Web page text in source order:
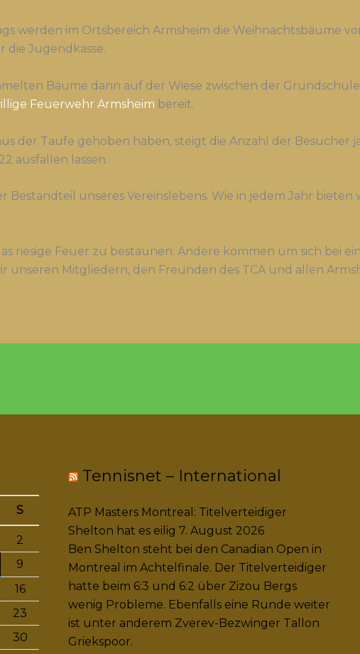
werden im Ortsbereich Armsheim die Weihnachtsbäume
Jugendkasse.
Bäume dann auf der Wiese zwischen der
Feuerwehr Armsheim bereit.
der Taufe gehoben haben, steigt die Anzahl der Besucher
ausfallen lassen.
unseres Vereinslebens. Wie in jedem Jahr bieten
riesige Feuer zu bestaunen. Andere kommen um sich bei
unseren Mitgliedern, den Freunden des TCA und allen
S
2
9
16
23
30
Tennisnet – International
ATP Masters Montreal: Titelverteidiger
Shelton hat es eilig 7. August 2026
Ben Shelton steht bei den Canadian Open in
Montreal im Achtelfinale. Der Titelverteidiger
hatte beim 6:3 und 6:2 über Zizou Bergs
wenig Probleme. Ebenfalls eine Runde weiter
ist unter anderem Zverev-Bezwinger Tallon
Griekspoor.